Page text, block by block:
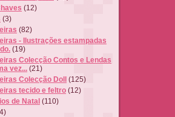
(12)
(3)
(82)
- Ilustrações estampadas
(19)
Colecção Contos e Lendas
vez... (21)
Colecção Doll
(125)
tecido e feltro (12)
de Natal (110)